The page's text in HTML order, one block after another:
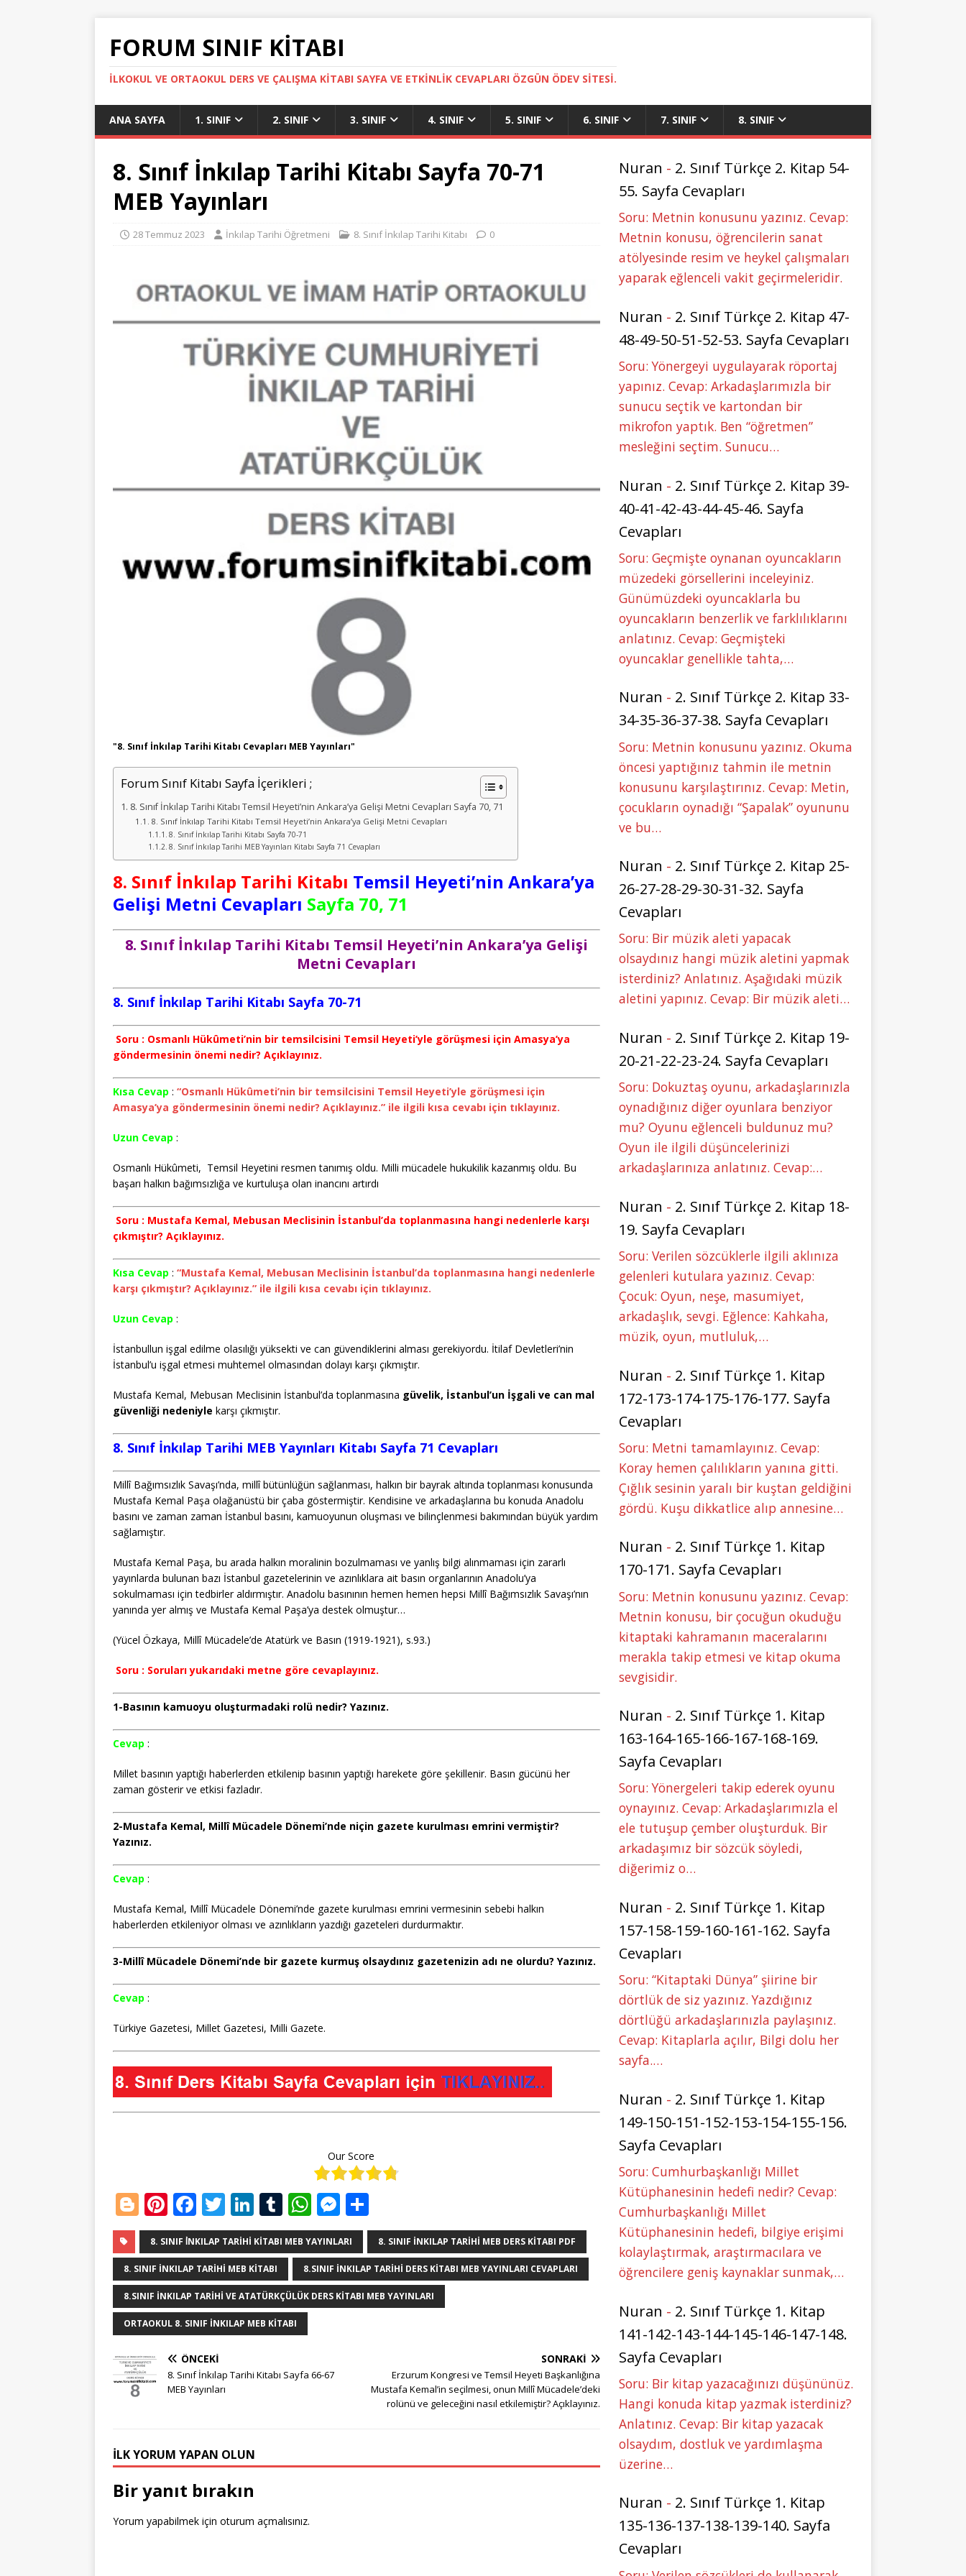
FORUM SINIF KITABI
İLKOKUL VE ORTAOKUL DERS VE ÇALIŞMA KITABI SAYFA VE ETKINLIK CEVAPLARI ÖZGÜN ÖDEV SITESI.
ANA SAYFA 1. SINIF 2. SINIF 3. SINIF 4. SINIF 5. SINIF 6. SINIF 7. SINIF 8. SINIF
8. Sınıf İnkılap Tarihi Kitabı Sayfa 70-71
MEB Yayınları
28 Temmuz 2023 İnkılap Tarihi Öğretmeni 8. Sınıf İnkılap Tarihi Kitabı 0
"8. Sınıf İnkılap Tarihi Kitabı Cevapları MEB Yayınları"
Forum Sınıf Kitabı Sayfa İçerikleri ;
8. Sınıf İnkılap Tarihi Kitabı Temsil Heyeti’nin Ankara’ya Gelişi Metni Cevapları Sayfa 70, 71
8. Sınıf İnkılap Tarihi Kitabı Temsil Heyeti’nin Ankara’ya Gelişi Metni Cevapları
8. Sınıf İnkılap Tarihi Kitabı Sayfa 70-71
8. Sınıf İnkılap Tarihi MEB Yayınları Kitabı Sayfa 71 Cevapları
8. Sınıf İnkılap Tarihi Kitabı Temsil Heyeti’nin Ankara’ya
Gelişi Metni Cevapları Sayfa 70, 71
8. Sınıf İnkılap Tarihi Kitabı Temsil Heyeti’nin Ankara’ya Gelişi
Metni Cevapları
8. Sınıf İnkılap Tarihi Kitabı Sayfa 70-71
Soru : Osmanlı Hükûmeti’nin bir temsilcisini Temsil Heyeti’yle görüşmesi için Amasya’ya
göndermesinin önemi nedir? Açıklayınız.
Kısa Cevap : “Osmanlı Hükûmeti’nin bir temsilcisini Temsil Heyeti’yle görüşmesi için
Amasya’ya göndermesinin önemi nedir? Açıklayınız.” ile ilgili kısa cevabı için tıklayınız.
Uzun Cevap :
Osmanlı Hükûmeti, Temsil Heyetini resmen tanımış oldu. Milli mücadele hukukilik kazanmış oldu. Bu
başarı halkın bağımsızlığa ve kurtuluşa olan inancını artırdı
Soru : Mustafa Kemal, Mebusan Meclisinin İstanbul’da toplanmasına hangi nedenlerle karşı
çıkmıştır? Açıklayınız.
Kısa Cevap : “Mustafa Kemal, Mebusan Meclisinin İstanbul’da toplanmasına hangi nedenlerle
karşı çıkmıştır? Açıklayınız.” ile ilgili kısa cevabı için tıklayınız.
Uzun Cevap :
İstanbullun işgal edilme olasılığı yüksekti ve can güvendiklerini alması gerekiyordu. İtilaf Devletleri’nin
İstanbul’u işgal etmesi muhtemel olmasından dolayı karşı çıkmıştır.
Mustafa Kemal, Mebusan Meclisinin İstanbul’da toplanmasına güvelik, İstanbul’un İşgali ve can mal
güvenliği nedeniyle karşı çıkmıştır.
8. Sınıf İnkılap Tarihi MEB Yayınları Kitabı Sayfa 71 Cevapları
Millî Bağımsızlık Savaşı’nda, millî bütünlüğün sağlanması, halkın bir bayrak altında toplanması konusunda
Mustafa Kemal Paşa olağanüstü bir çaba göstermiştir. Kendisine ve arkadaşlarına bu konuda Anadolu
basını ve zaman zaman İstanbul basını, kamuoyunun oluşması ve bilinçlenmesi bakımından büyük yardım
sağlamıştır.
Mustafa Kemal Paşa, bu arada halkın moralinin bozulmaması ve yanlış bilgi alınmaması için zararlı
yayınlarda bulunan bazı İstanbul gazetelerinin ve azınlıklara ait basın organlarının Anadolu’ya
sokulmaması için tedbirler aldırmıştır. Anadolu basınının hemen hemen hepsi Millî Bağımsızlık Savaşı’nın
yanında yer almış ve Mustafa Kemal Paşa’ya destek olmuştur…
(Yücel Özkaya, Millî Mücadele’de Atatürk ve Basın (1919-1921), s.93.)
Soru : Soruları yukarıdaki metne göre cevaplayınız.
1-Basının kamuoyu oluşturmadaki rolü nedir? Yazınız.
Cevap :
Millet basının yaptığı haberlerden etkilenip basının yaptığı harekete göre şekillenir. Basın gücünü her
zaman gösterir ve etkisi fazladır.
2-Mustafa Kemal, Millî Mücadele Dönemi’nde niçin gazete kurulması emrini vermiştir?
Yazınız.
Cevap :
Mustafa Kemal, Millî Mücadele Dönemi’nde gazete kurulması emrini vermesinin sebebi halkın
haberlerden etkileniyor olması ve azınlıkların yazdığı gazeteleri durdurmaktır.
3-Millî Mücadele Dönemi’nde bir gazete kurmuş olsaydınız gazetenizin adı ne olurdu? Yazınız.
Cevap :
Türkiye Gazetesi, Millet Gazetesi, Milli Gazete.
Our Score
Bl
o
g
g
e
r
Pi
n
te
r
e
st
F
a
c
e
b
o
o
k
T
w
it
te
r
Li
n
k
e
dI
n
T
u
m
bl
r
W
h
at
s
A
M
e
ss
e
n
h
ar
e
8. SINIF İNKILAP TARIHI KITABI MEB YAYINLARI 8. SINIF INKILAP TARIHI MEB DERS KITABI PDF
8. SINIF INKILAP TARIHI MEB KITABI 8.SINIF INKILAP TARIHI DERS KITABI MEB YAYINLARI CEVAPLARI
8.SINIF INKILAP TARIHI VE ATATÜRKÇÜLÜK DERS KITABI MEB YAYINLARI
ORTAOKUL 8. SINIF INKILAP MEB KITABI
ÖNCEKI
8. Sınıf İnkılap Tarihi Kitabı Sayfa 66-67
MEB Yayınları
SONRAKI
Erzurum Kongresi ve Temsil Heyeti Başkanlığına
Mustafa Kemal’in seçilmesi, onun Millî Mücadele’deki
rolünü ve geleceğini nasıl etkilemiştir? Açıklayınız.
İLK YORUM YAPAN OLUN
Bir yanıt bırakın
Yorum yapabilmek için oturum açmalısınız.
Nuran - 2. Sınıf Türkçe 2. Kitap 54-
55. Sayfa Cevapları
Soru: Metnin konusunu yazınız. Cevap:
Metnin konusu, öğrencilerin sanat
atölyesinde resim ve heykel çalışmaları
yaparak eğlenceli vakit geçirmeleridir.
Nuran - 2. Sınıf Türkçe 2. Kitap 47-
48-49-50-51-52-53. Sayfa Cevapları
Soru: Yönergeyi uygulayarak röportaj
yapınız. Cevap: Arkadaşlarımızla bir
sunucu seçtik ve kartondan bir
mikrofon yaptık. Ben “öğretmen”
mesleğini seçtim. Sunucu…
Nuran - 2. Sınıf Türkçe 2. Kitap 39-
40-41-42-43-44-45-46. Sayfa
Cevapları
Soru: Geçmişte oynanan oyuncakların
müzedeki görsellerini inceleyiniz.
Günümüzdeki oyuncaklarla bu
oyuncakların benzerlik ve farklılıklarını
anlatınız. Cevap: Geçmişteki
oyuncaklar genellikle tahta,…
Nuran - 2. Sınıf Türkçe 2. Kitap 33-
34-35-36-37-38. Sayfa Cevapları
Soru: Metnin konusunu yazınız. Okuma
öncesi yaptığınız tahmin ile metnin
konusunu karşılaştırınız. Cevap: Metin,
çocukların oynadığı “Şapalak” oyununu
ve bu…
Nuran - 2. Sınıf Türkçe 2. Kitap 25-
26-27-28-29-30-31-32. Sayfa
Cevapları
Soru: Bir müzik aleti yapacak
olsaydınız hangi müzik aletini yapmak
isterdiniz? Anlatınız. Aşağıdaki müzik
aletini yapınız. Cevap: Bir müzik aleti…
Nuran - 2. Sınıf Türkçe 2. Kitap 19-
20-21-22-23-24. Sayfa Cevapları
Soru: Dokuztaş oyunu, arkadaşlarınızla
oynadığınız diğer oyunlara benziyor
mu? Oyunu eğlenceli buldunuz mu?
Oyun ile ilgili düşüncelerinizi
arkadaşlarınıza anlatınız. Cevap:…
Nuran - 2. Sınıf Türkçe 2. Kitap 18-
19. Sayfa Cevapları
Soru: Verilen sözcüklerle ilgili aklınıza
gelenleri kutulara yazınız. Cevap:
Çocuk: Oyun, neşe, masumiyet,
arkadaşlık, sevgi. Eğlence: Kahkaha,
müzik, oyun, mutluluk,…
Nuran - 2. Sınıf Türkçe 1. Kitap
172-173-174-175-176-177. Sayfa
Cevapları
Soru: Metni tamamlayınız. Cevap:
Koray hemen çalılıkların yanına gitti.
Çığlık sesinin yaralı bir kuştan geldiğini
gördü. Kuşu dikkatlice alıp annesine…
Nuran - 2. Sınıf Türkçe 1. Kitap
170-171. Sayfa Cevapları
Soru: Metnin konusunu yazınız. Cevap:
Metnin konusu, bir çocuğun okuduğu
kitaptaki kahramanın maceralarını
merakla takip etmesi ve kitap okuma
sevgisidir.
Nuran - 2. Sınıf Türkçe 1. Kitap
163-164-165-166-167-168-169.
Sayfa Cevapları
Soru: Yönergeleri takip ederek oyunu
oynayınız. Cevap: Arkadaşlarımızla el
ele tutuşup çember oluşturduk. Bir
arkadaşımız bir sözcük söyledi,
diğerimiz o…
Nuran - 2. Sınıf Türkçe 1. Kitap
157-158-159-160-161-162. Sayfa
Cevapları
Soru: “Kitaptaki Dünya” şiirine bir
dörtlük de siz yazınız. Yazdığınız
dörtlüğü arkadaşlarınızla paylaşınız.
Cevap: Kitaplarla açılır, Bilgi dolu her
sayfa.…
Nuran - 2. Sınıf Türkçe 1. Kitap
149-150-151-152-153-154-155-156.
Sayfa Cevapları
Soru: Cumhurbaşkanlığı Millet
Kütüphanesinin hedefi nedir? Cevap:
Cumhurbaşkanlığı Millet
Kütüphanesinin hedefi, bilgiye erişimi
kolaylaştırmak, araştırmacılara ve
öğrencilere geniş kaynaklar sunmak,…
Nuran - 2. Sınıf Türkçe 1. Kitap
141-142-143-144-145-146-147-148.
Sayfa Cevapları
Soru: Bir kitap yazacağınızı düşününüz.
Hangi konuda kitap yazmak isterdiniz?
Anlatınız. Cevap: Bir kitap yazacak
olsaydım, dostluk ve yardımlaşma
üzerine…
Nuran - 2. Sınıf Türkçe 1. Kitap
135-136-137-138-139-140. Sayfa
Cevapları